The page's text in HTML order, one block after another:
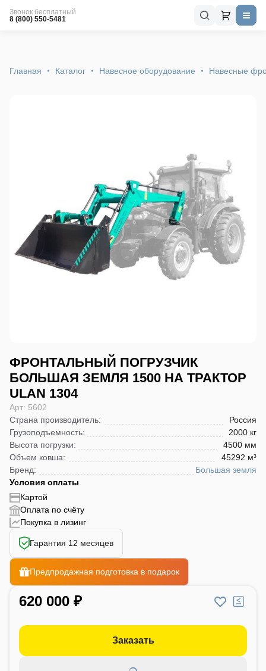
Звонок бесплатный
8 (800) 550-5481
Главная Каталог Навесное оборудование Навесные
ФРОНТАЛЬНЫЙ ПОГРУЗЧИК
БОЛЬШАЯ ЗЕМЛЯ 1500 НА ТРАКТОР
ULAN 1304
Арт: 5602
Страна производитель:
Россия
Грузоподъемность:
2000 кг
Высота погрузки:
4500 мм
Объем ковша:
45292 м³
Бренд:
Большая земля
Условия оплаты
Картой
Оплата по счёту
Покупка в лизинг
Гарантия 12 месяцев
Предпродажная подготовка в подарок
620 000 ₽
Заказать